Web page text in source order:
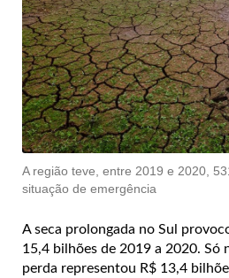
A região teve, entre 2019 e 2020,
situação de emergência
A seca prolongada no Sul
15,4 bilhões de 2019 a 2020. Só
perda representou R$ 13,4